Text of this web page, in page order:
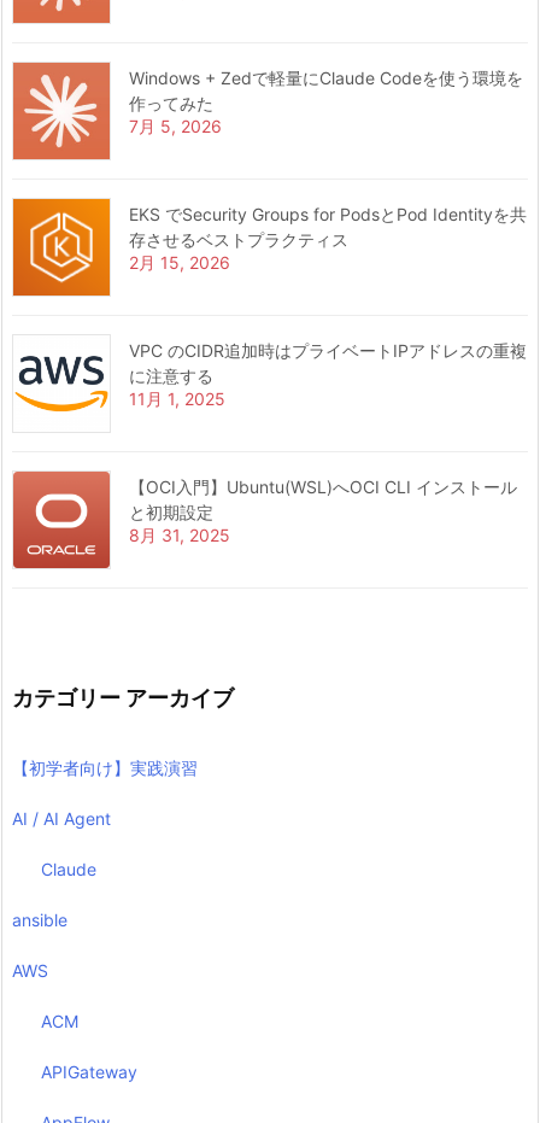
Windows + Zedで軽量にClaude Codeを使う環境を
作ってみた
7月 5, 2026
EKS でSecurity Groups for PodsとPod Identityを共
存させるベストプラクティス
2月 15, 2026
VPC のCIDR追加時はプライベートIPアドレスの重複
に注意する
11月 1, 2025
【OCI入門】Ubuntu(WSL)へOCI CLI インストール
と初期設定
8月 31, 2025
カテゴリー アーカイブ
【初学者向け】実践演習
AI / AI Agent
Claude
ansible
AWS
ACM
APIGateway